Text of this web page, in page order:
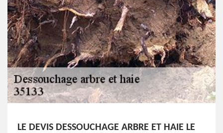
LE DEVIS DESSOUCHAGE ARBRE ET HAIE LE